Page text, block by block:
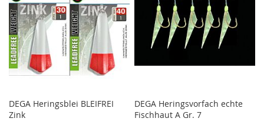
DEGA Heringsblei BLEIFREI
Zink
DEGA Heringsvorfach echte
Fischhaut A Gr. 7